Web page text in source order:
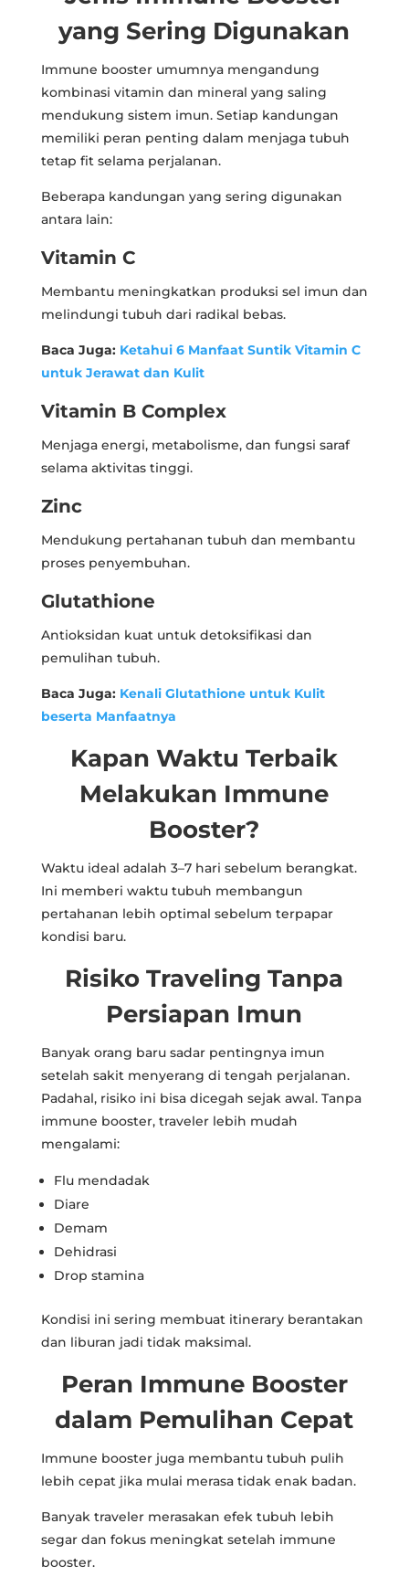
yang Sering Digunakan
Immune booster umumnya mengandung
kombinasi vitamin dan mineral yang saling
mendukung sistem imun. Setiap kandungan
memiliki peran penting dalam menjaga tubuh
tetap fit selama perjalanan.
Beberapa kandungan yang sering digunakan
antara lain:
Vitamin C
Membantu meningkatkan produksi sel imun dan
melindungi tubuh dari radikal bebas.
Baca Juga: Ketahui 6 Manfaat Suntik Vitamin C
untuk Jerawat dan Kulit
Vitamin B Complex
Menjaga energi, metabolisme, dan fungsi saraf
selama aktivitas tinggi.
Zinc
Mendukung pertahanan tubuh dan membantu
proses penyembuhan.
Glutathione
Antioksidan kuat untuk detoksifikasi dan
pemulihan tubuh.
Baca Juga: Kenali Glutathione untuk Kulit
beserta Manfaatnya
Kapan Waktu Terbaik
Melakukan Immune
Booster?
Waktu ideal adalah 3–7 hari sebelum berangkat.
Ini memberi waktu tubuh membangun
pertahanan lebih optimal sebelum terpapar
kondisi baru.
Risiko Traveling Tanpa
Persiapan Imun
Banyak orang baru sadar pentingnya imun
setelah sakit menyerang di tengah perjalanan.
Padahal, risiko ini bisa dicegah sejak awal. Tanpa
immune booster, traveler lebih mudah
mengalami:
Flu mendadak
Diare
Demam
Dehidrasi
Drop stamina
Kondisi ini sering membuat itinerary berantakan
dan liburan jadi tidak maksimal.
Peran Immune Booster
dalam Pemulihan Cepat
Immune booster juga membantu tubuh pulih
lebih cepat jika mulai merasa tidak enak badan.
Banyak traveler merasakan efek tubuh lebih
segar dan fokus meningkat setelah immune
booster.